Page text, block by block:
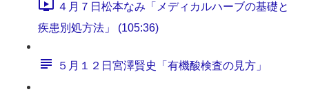
４月７日松本なみ「メディカルハーブの基礎と
疾患別処方法」 (105:36)
５月１２日宮澤賢史「有機酸検査の見方」